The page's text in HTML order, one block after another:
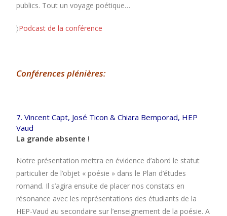
publics. Tout un voyage poétique…
〉Podcast de la conférence
Conférences plénières:
7. Vincent Capt, José Ticon & Chiara Bemporad, HEP
Vaud
La grande absente !
Notre présentation mettra en évidence d’abord le statut
particulier de l’objet « poésie » dans le Plan d’études
romand. Il s’agira ensuite de placer nos constats en
résonance avec les représentations des étudiants de la
HEP-Vaud au secondaire sur l’enseignement de la poésie. A